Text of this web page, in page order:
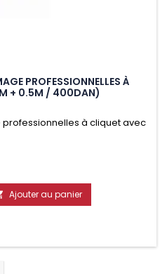
PROFESSIONNELLES À
+ 0.5M / 400DAN)
à cliquet avec
/ 400daN), simple et rapide
de sécuriser
Matière polyester
de températures,
Ajouter au panier